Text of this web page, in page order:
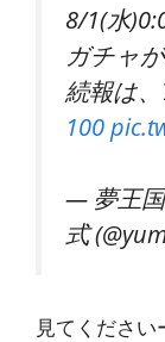
8/1(水
ガチャ
続報は
100
— 夢王
式
見てください